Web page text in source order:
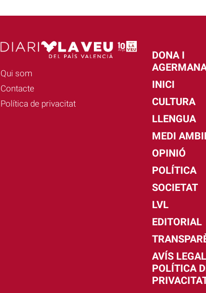
Qui som
Contacte
Política de privacitat
DONA I
INICI
CULTURA
LLENGUA
MEDI
OPINIÓ
POLÍTICA
SOCIETAT
LVL
EDITORIAL
AVÍS
POLÍTICA